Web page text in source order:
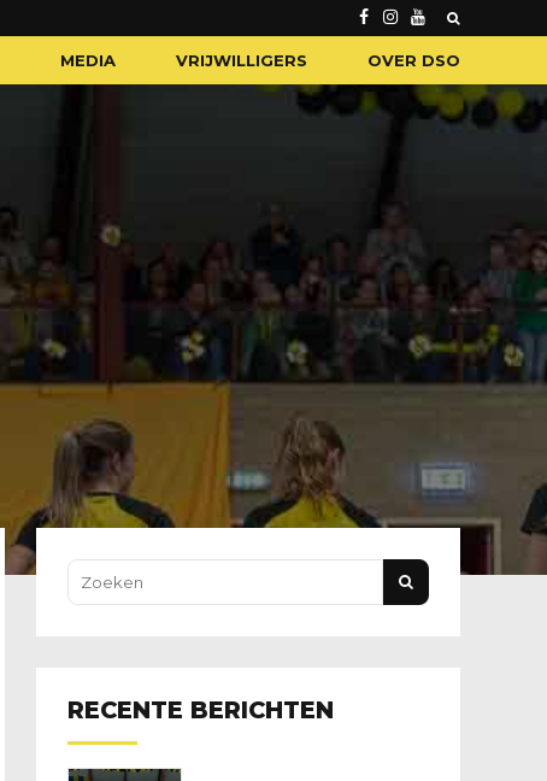
MEDIA VRIJWILLIGERS OVER DSO
RECENTE BERICHTEN